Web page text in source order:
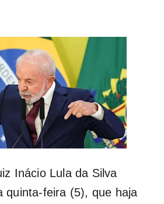
Inácio Lula da Silva
quinta-feira (5), que haja